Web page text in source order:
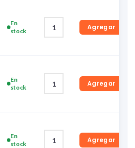
En
stock
Agregar
En
stock
Agregar
En
stock
Agregar